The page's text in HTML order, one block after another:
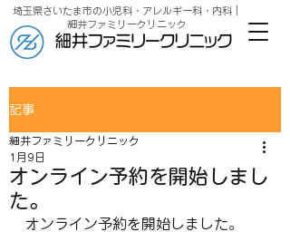
埼玉県さいたま市の小児科・アレルギー科・内科｜
細井ファミリークリニック
記事
オンライン予約を開始しまし
た。
細井ファミリークリニック
1月9日
オンライン予約を開始しました。